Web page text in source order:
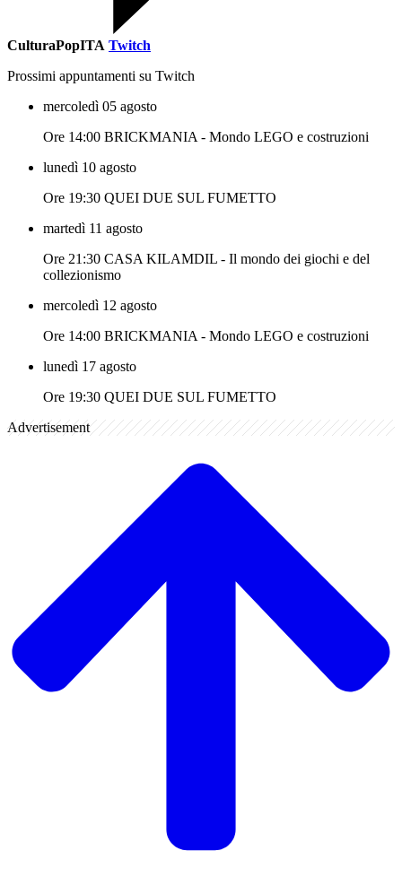
CulturaPopITA Twitch
Prossimi appuntamenti su Twitch
mercoledì 05 agosto
Ore 14:00 BRICKMANIA - Mondo LEGO e costruzioni
lunedì 10 agosto
Ore 19:30 QUEI DUE SUL FUMETTO
martedì 11 agosto
Ore 21:30 CASA KILAMDIL - Il mondo dei giochi e del
collezionismo
mercoledì 12 agosto
Ore 14:00 BRICKMANIA - Mondo LEGO e costruzioni
lunedì 17 agosto
Ore 19:30 QUEI DUE SUL FUMETTO
Advertisement